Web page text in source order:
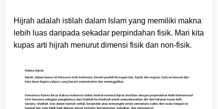
Hijrah adalah istilah dalam Islam yang memiliki makna
lebih luas daripada sekadar perpindahan fisik. Mari kita
kupas arti hijrah menurut dimensi fisik dan non-fisik.